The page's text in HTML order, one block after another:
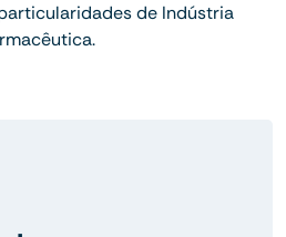
de Indústria